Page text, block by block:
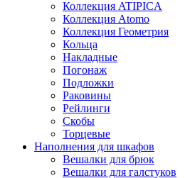
Коллекция ATIPICA
Коллекция Atomo
Коллекция Геометрия
Кольца
Накладные
Погонаж
Подложки
Раковины
Рейлинги
Скобы
Торцевые
Наполнения для шкафов
Вешалки для брюк
Вешалки для галстуков